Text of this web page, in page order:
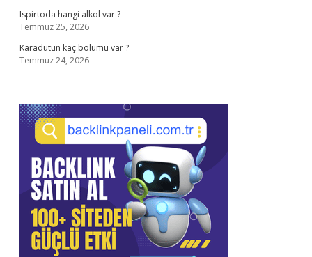
Ispirtoda hangi alkol var ?
Temmuz 25, 2026
Karadutun kaç bölümü var ?
Temmuz 24, 2026